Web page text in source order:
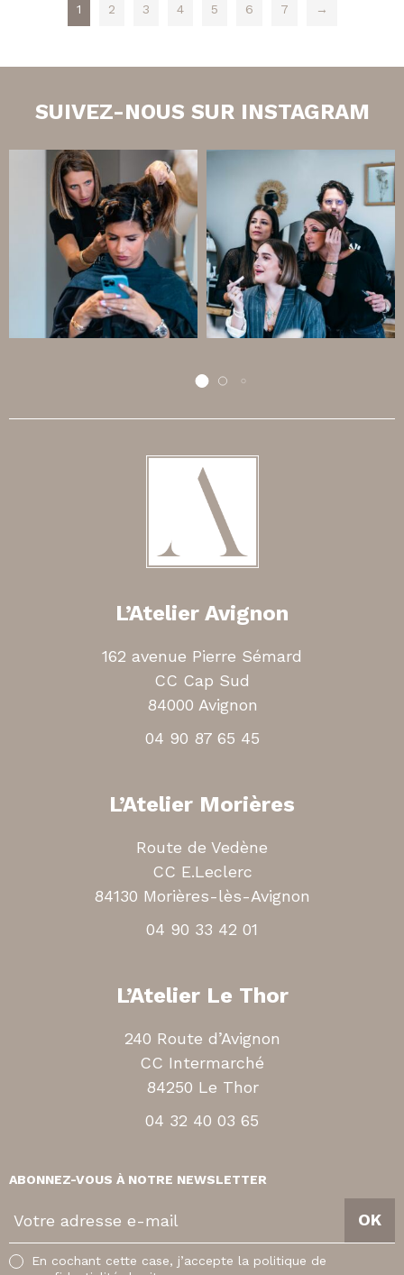
1 2 3 4 5 6 7 →
SUIVEZ-NOUS SUR INSTAGRAM
L’Atelier Avignon
162 avenue Pierre Sémard
CC Cap Sud
84000 Avignon
04 90 87 65 45
L’Atelier Morières
Route de Vedène
CC E.Leclerc
84130 Morières-lès-Avignon
04 90 33 42 01
L’Atelier Le Thor
240 Route d’Avignon
CC Intermarché
84250 Le Thor
04 32 40 03 65
ABONNEZ-VOUS À NOTRE NEWSLETTER
t
OK
En cochant cette case, j’accepte la politique de